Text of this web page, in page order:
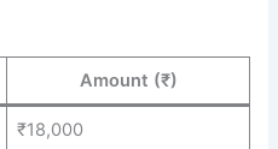
Amount (₹)
₹18,000